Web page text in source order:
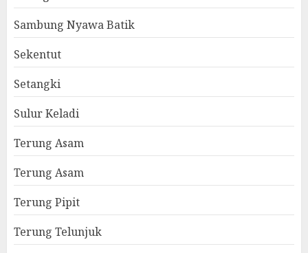
Sambung Nyawa Batik
Sekentut
Setangki
Sulur Keladi
Terung Asam
Terung Asam
Terung Pipit
Terung Telunjuk